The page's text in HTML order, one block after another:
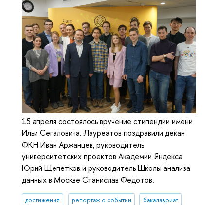
15 апреля состоялось вручение стипендии имени
Ильи Сегаловича. Лауреатов поздравили декан
ФКН Иван Аржанцев, руководитель
университетских проектов Академии Яндекса
Юрий Щепетков и руководитель Школы анализа
данных в Москве Станислав Федотов.
достижения репортаж о событии бакалавриат